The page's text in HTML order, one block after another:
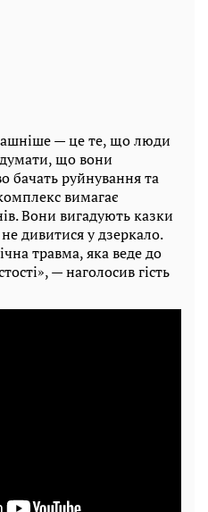
— це те, що люди
що вони
бачать руйнування та
вимагає
Вони вигадують казки
дивитися у дзеркало.
травма, яка веде до
— наголосив гість